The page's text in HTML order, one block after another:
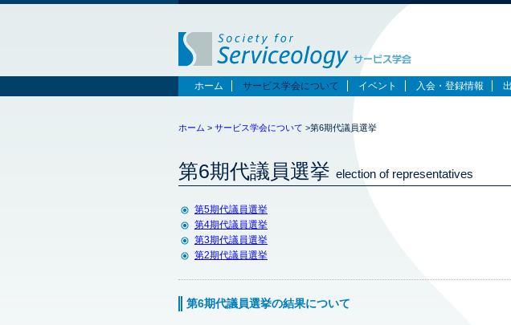
ホーム サービス学会について イベント 入会・登録情報
ホーム > サービス学会について >第6期代議員選挙
第6期代議員選挙 election of representatives
第5期代議員選挙
第4期代議員選挙
第3期代議員選挙
第2期代議員選挙
第6期代議員選挙の結果について